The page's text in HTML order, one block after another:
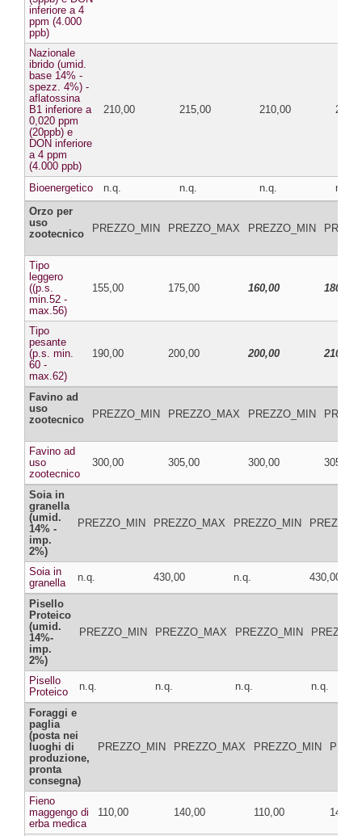
inferiore a 4
ppm (4.000
ppb)
Nazionale
ibrido (umid.
base 14% -
spezz. 4%) -
aflatossina
B1 inferiore a
0,020 ppm
(20ppb) e
DON inferiore
a 4 ppm
(4.000 ppb)
210,00 215,00 210,00
Bioenergetico n.q. n.q. n.q.
n.q.
Orzo per
uso
zootecnico
PREZZO_MIN PREZZO_MAX PREZZO_MIN
Tipo
leggero
((p.s.
min.52 -
max.56)
155,00 175,00 160,00 180,00
Tipo
pesante
(p.s. min.
60 -
max.62)
190,00 200,00 200,00 210,00
Favino ad
uso
zootecnico
PREZZO_MIN PREZZO_MAX PREZZO_MIN
Favino ad
uso
zootecnico
300,00 305,00 300,00 305,00
Soia in
granella
(umid.
14% -
imp.
2%)
PREZZO_MIN PREZZO_MAX PREZZO_MIN
Soia in
granella
n.q. 430,00 n.q. 430,00
Pisello
Proteico
(umid.
14%-
imp.
2%)
PREZZO_MIN PREZZO_MAX PREZZO_MIN
Pisello
Proteico
n.q. n.q. n.q. n.q.
Foraggi e
paglia
(posta nei
luoghi di
produzione,
pronta
consegna)
PREZZO_MIN PREZZO_MAX PREZZO_MIN
Fieno
maggengo di
erba medica
110,00 140,00 110,00 140,00